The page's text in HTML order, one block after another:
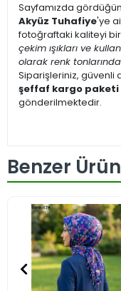
Sayfamızda
Akyüz Tuhafiye'ye
fotoğraftaki kaliteyi
çekim ışıkları ve
olarak renk
Siparişleriniz, güvenli
şeffaf kargo paketi
gönderilmektedir.
Benzer